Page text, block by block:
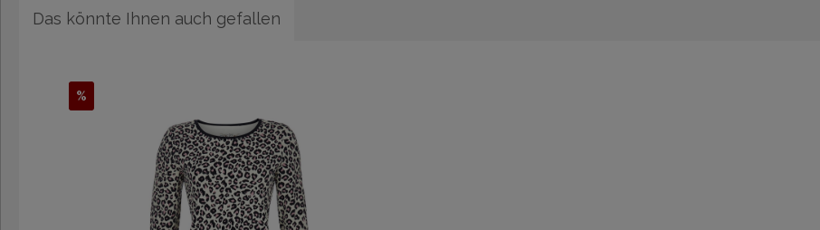
Das könnte Ihnen auch gefallen
%